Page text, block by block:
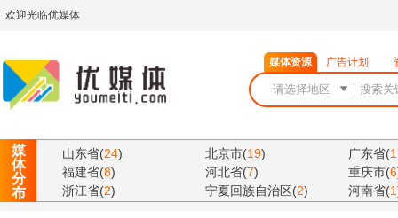
欢迎光临优媒体
媒体资源 广告计划
媒
体
分
布
山东省(24) 北京市(19) 广东省(
福建省(8) 河北省(7) 重庆市(6
浙江省(2) 宁夏回族自治区(2) 河南省(1